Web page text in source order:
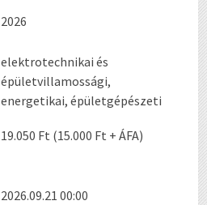
2026
elektrotechnikai és
épületvillamossági,
energetikai, épületgépészeti
19.050 Ft (15.000 Ft + ÁFA)
2026.09.21 00:00